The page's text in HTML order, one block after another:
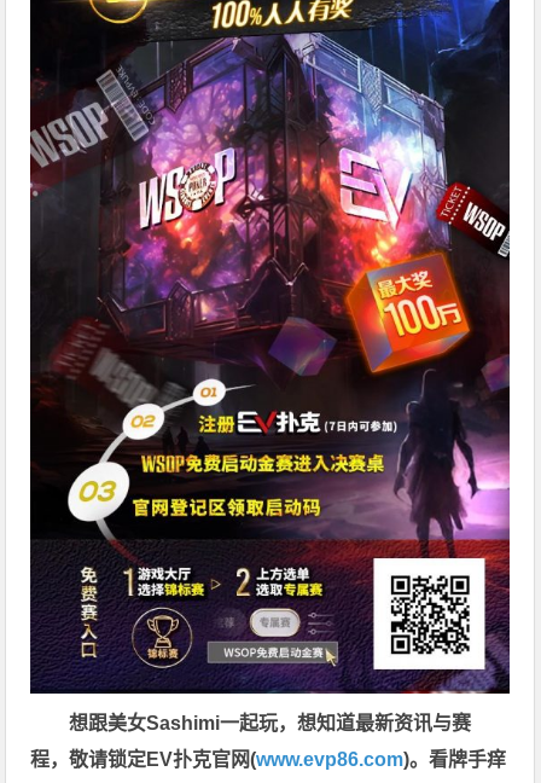
想跟美女Sashimi一起玩，想知道最新资讯与赛
程，敬请锁定EV扑克官网(www.evp86.com)。看牌手痒